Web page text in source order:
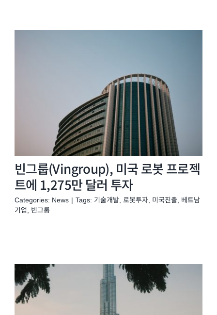
빈그룹(Vingroup), 미국 로봇 프로젝
트에 1,275만 달러 투자
Categories: News | Tags: 기술개발, 로봇투자, 미국진출, 베트남
기업
빈그룹